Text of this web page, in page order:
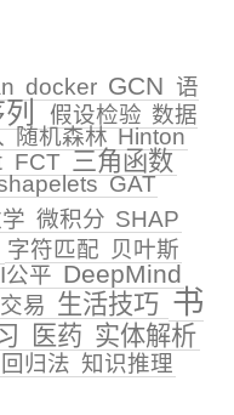
docker GCN 语
假设检验 数据
随机森林Hinton
FCT 三角函数
GAT
微积分 SHAP
字符匹配
贝叶斯
公平 DeepMind
易 生活技巧 书
医药 实体解析
归法 知识推理